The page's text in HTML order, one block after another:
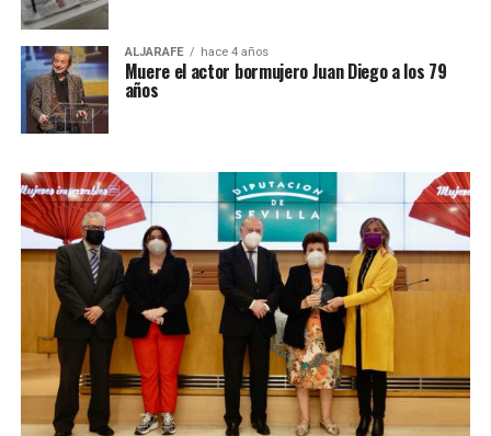
ALJARAFE hace 4 años
Muere el actor bormujero Juan Diego a los 79
años